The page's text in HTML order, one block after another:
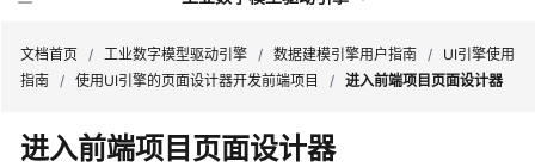
最
新
文档首页 / 工业数字模型驱动引擎 / 数据建模引擎用户指南 /
UI引擎使用
指南 / 使用UI引擎的页面设计器开发前端项目 / 进入前端项目页面设计器
进入前端项目页面设计器